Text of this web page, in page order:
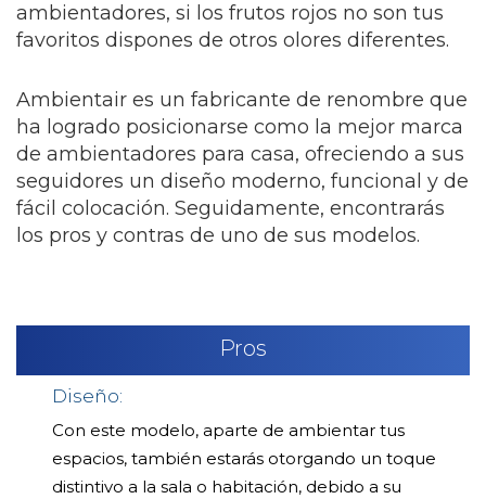
ambientadores, si los frutos rojos no son tus
favoritos dispones de otros olores diferentes.
Ambientair es un fabricante de renombre que
ha logrado posicionarse como la mejor marca
de ambientadores para casa, ofreciendo a sus
seguidores un diseño moderno, funcional y de
fácil colocación. Seguidamente, encontrarás
los pros y contras de uno de sus modelos.
Pros
Diseño:
Con este modelo, aparte de ambientar tus
espacios, también estarás otorgando un toque
distintivo a la sala o habitación, debido a su